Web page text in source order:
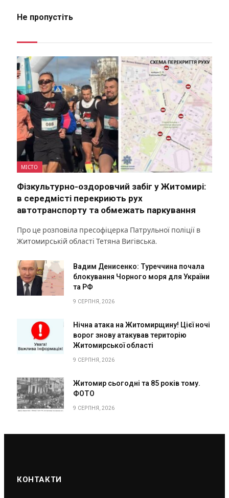
Не пропустіть
МІСТО
Фізкультурно-оздоровчий забіг у Житомирі:
в середмісті перекриють рух
автотранспорту та обмежать паркування
Про це розповіла пресофіцерка Патрульної поліції в
Житомирській області Тетяна Вигівська.
Вадим Денисенко: Туреччина почала
блокування Чорного моря для України
та РФ
9 СЕРПНЯ, 2026
Нічна атака на Житомирщину! Цієї ночі
ворог знову атакував територію
Житомирської області
9 СЕРПНЯ, 2026
Житомир сьогодні та 85 років тому.
ФОТО
9 СЕРПНЯ, 2026
КОНТАКТИ